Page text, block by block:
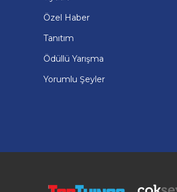
Özel Haber
Tanıtım
Ödüllü Yarışma
Yorumlu Şeyler